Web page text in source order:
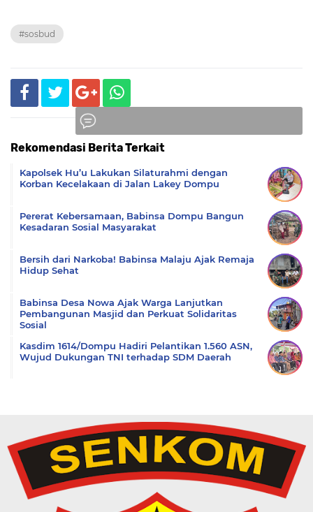
#sosbud
Rekomendasi Berita Terkait
Kapolsek Hu’u Lakukan Silaturahmi dengan
Korban Kecelakaan di Jalan Lakey Dompu
Pererat Kebersamaan, Babinsa Dompu Bangun
Kesadaran Sosial Masyarakat
Bersih dari Narkoba! Babinsa Malaju Ajak Remaja
Hidup Sehat
Babinsa Desa Nowa Ajak Warga Lanjutkan
Pembangunan Masjid dan Perkuat Solidaritas
Sosial
Kasdim 1614/Dompu Hadiri Pelantikan 1.560 ASN,
Wujud Dukungan TNI terhadap SDM Daerah